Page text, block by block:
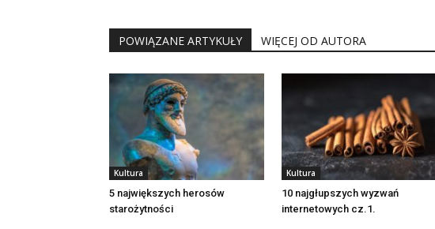
POWIĄZANE ARTYKUŁY WIĘCEJ OD AUTORA
Kultura
5 największych herosów
starożytności
Kultura
10 najgłupszych wyzwań
internetowych cz.1.